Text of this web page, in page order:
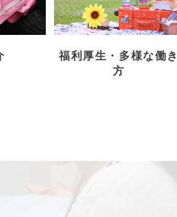
福利厚生・多様な働き
方